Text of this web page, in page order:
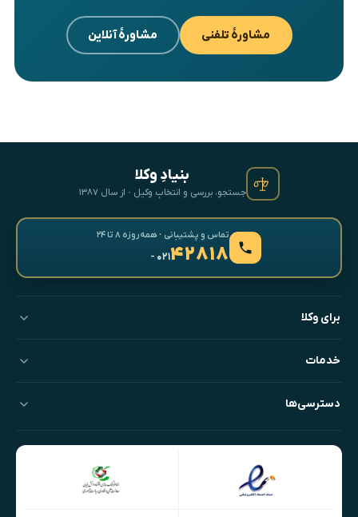
مشاورهٔ تلفنی مشاورهٔ آنلاین
بنیادِ وکلا
جستجو، بررسی و انتخابِ وکیل · از سال ۱۳۸۷
تماس و پشتیبانی · همه‌روزه ۸ تا ۲۴
۴۲۸۱۸- ۰۲۱
برای وکلا
خدمات
دسترسی‌ها